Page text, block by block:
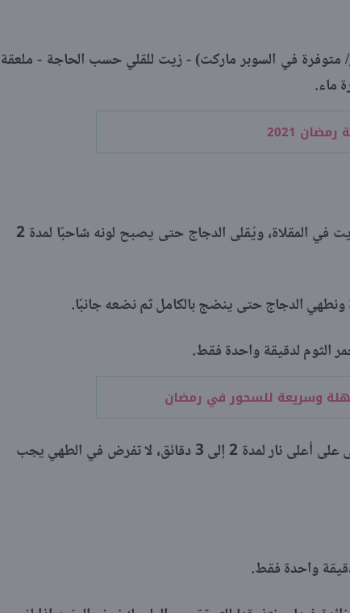
متوفرة في السوبر ماركت) - زيت للقلي حسب الحاجة - ملعقة
2021
لتحضير الحشو، نصب ملعقة كبيرة من الزيت في المقلاة، ويُقلى الدجاج حتى يصبح لونه شاحبًا لمدة 2
الدجاج حتى ينضج بالكامل ثم نضعه جانبًا.
الثوم لدقيقة واحدة فقط.
وسريعة للسحور في رمضان
نضيف مبشور الكرنب والجزر والفلفل وتقلى على أعلى نار لمدة 2 إلى 3 دقائق، لا تفرض في الطهي يجب
واحدة فقط.